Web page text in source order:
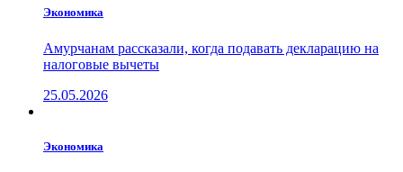
Экономика
Амурчанам рассказали, когда подавать декларацию на
налоговые вычеты
25.05.2026
Экономика